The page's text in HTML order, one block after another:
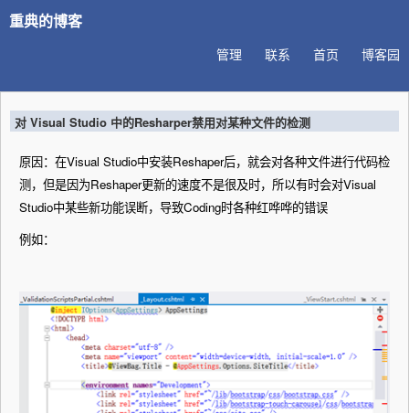
重典的博客
博客园
首页
联系
管理
对 Visual Studio 中的Resharper禁用对某种文件的检测
原因：在Visual Studio中安装Reshaper后，就会对各种文件进行代码检
测，但是因为Reshaper更新的速度不是很及时，所以有时会对Visual
Studio中某些新功能误断，导致Coding时各种红哗哗的错误
例如：